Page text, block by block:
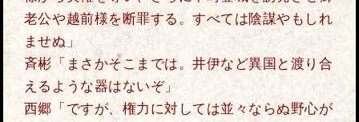
老公や越前様を断罪する。すべては陰謀やもしれ
ませぬ」
斉彬「まさかそこまでは。井伊など異国と渡り合
えるような器はないぞ」
西郷「ですが、権力に対しては並々ならぬ野心が